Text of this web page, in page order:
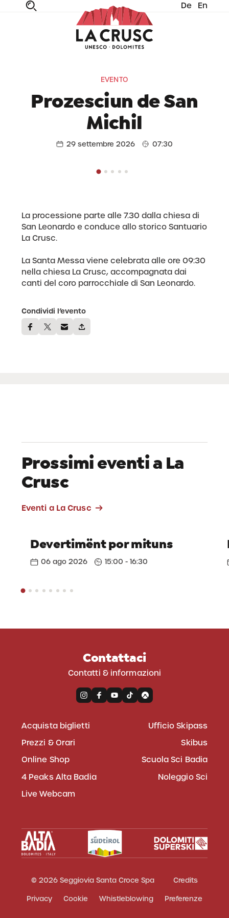
De En
EVENTO
Prozesciun de San
Michil
29 settembre 2026 07:30
La processione parte alle 7.30 dalla chiesa di
San Leonardo e conduce allo storico Santuario
La Crusc.
La Santa Messa viene celebrata alle ore 09:30
nella chiesa La Crusc, accompagnata dai
canti del coro parrocchiale di San Leonardo.
Condividi l’evento
Prossimi eventi a La
Crusc
Eventi a La Crusc
Devertimënt por mituns
06 ago 2026 15:00 - 16:30
Contattaci
Contatti & informazioni
Acquista biglietti
Prezzi & Orari
Online Shop
4 Peaks Alta Badia
Live Webcam
Ufficio Skipass
Skibus
Scuola Sci Badia
Noleggio Sci
© 2026 Seggiovia Santa Croce Spa
Credits
Privacy
Cookie Whistleblowing Preferenze